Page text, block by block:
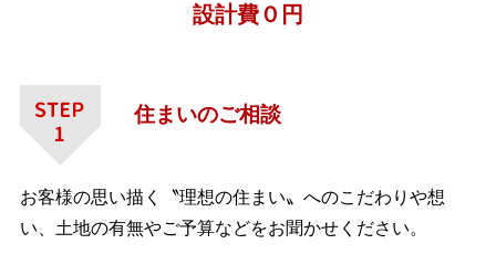
設計費０円
住まいのご相談
お客様の思い描く〝理想の住まい〟へのこだわりや想
い、土地の有無やご予算などをお聞かせください。